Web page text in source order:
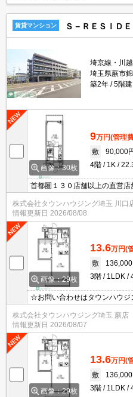
賃貸マンション Ｓ－ＲＥＳＩＤ
埼京線・川
埼玉県蕨市
築2年
5階建
画像：30枚
9万円(管理
敷
90,000
4階
1K
首都圏１３０店舗以上の直営店
合ったお部屋をお探しさせて
まとめてご紹介☆何でもご相談
株式会社タウンハウジング埼玉 川口
情報更新日 2026/08/08
画像：29枚
13.6万円(
敷
136,000
3階
1LDK
☆お問い合わせはタウンハウジ
決済相談☆オンラインでの内見
株式会社タウンハウジング埼玉 蕨店
情報更新日 2026/08/07
画像：29枚
13.6万円(
敷
136,000
3階
1LDK